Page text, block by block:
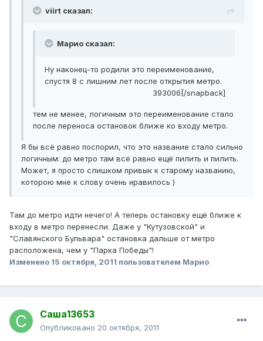
viirt сказал:
Марио сказал:
Ну наконец-то родили это переименование,
спустя 8 с лишним лет после открытия метро.
393006[/snapback]
тем не менее, логичным это переименование стало
после переноса остановок ближе ко входу метро.
Я бы всё равно поспорил, что это название стало сильно
логичным: до метро там всё равно ещё пилить и пилить.
Может, я просто слишком привык к старому названию,
которою мне к слову очень нравилось )
Там до метро идти нечего! А теперь остановку ещё ближе к
входу в метро перенесли. Даже у "Кутузовской" и
"Славянского Бульвара" остановка дальше от метро
расположена, чем у "Парка Победы"!
Изменено 15 октября, 2011 пользователем Марио
Саша13653
Опубликовано 20 октября, 2011